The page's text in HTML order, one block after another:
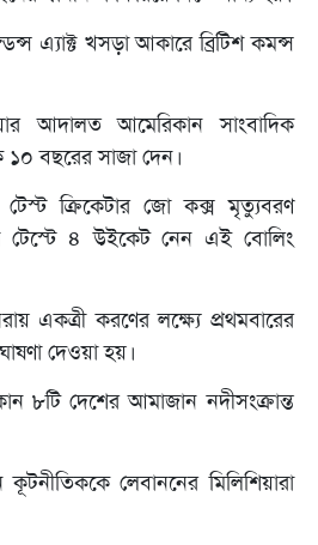
এ্যাক্ট খসড়া আকারে ব্রিটিশ কমন্স
আদালত আমেরিকান সাংবাদিক
বছরের সাজা দেন।
ক্রিকেটার জো কক্স মৃত্যুবরণ
টেস্টে ৪ উইকেট নেন এই বোলিং
একত্রী করণের লক্ষ্যে প্রথমবারের
দেওয়া হয়।
৮টি দেশের আমাজান নদীসংক্রান্ত
লেবাননের মিলিশিয়ারা